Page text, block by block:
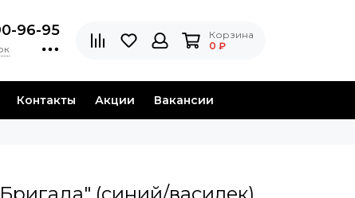
96-95
Корзина
0 ₽
Контакты Акции Вакансии
(синий/василек)